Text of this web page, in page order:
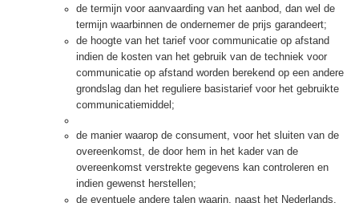
de termijn voor aanvaarding van het aanbod, dan wel de
termijn waarbinnen de ondernemer de prijs garandeert;
de hoogte van het tarief voor communicatie op afstand
indien de kosten van het gebruik van de techniek voor
communicatie op afstand worden berekend op een andere
grondslag dan het reguliere basistarief voor het gebruikte
communicatiemiddel;
de manier waarop de consument, voor het sluiten van de
overeenkomst, de door hem in het kader van de
overeenkomst verstrekte gegevens kan controleren en
indien gewenst herstellen;
de eventuele andere talen waarin, naast het Nederlands,